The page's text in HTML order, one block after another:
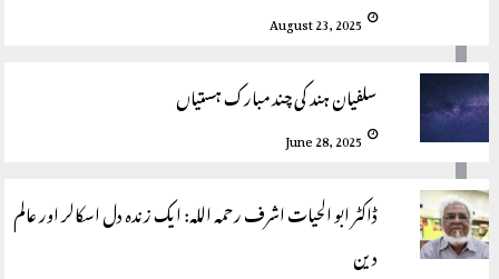
August 23, 2025
سلفیان ہند کی چند مبارک ہستیاں
June 28, 2025
ڈاکٹر ابو الحیات اشرف ‍‌رحمہ اللہ: ایک زندہ دل اسکالر اور عالم
دین